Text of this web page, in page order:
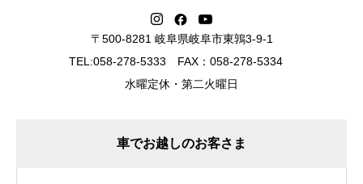
〒500-8281 岐阜県岐阜市東鶉3-9-1
TEL:058-278-5333 FAX：058-278-5334
水曜定休・第二火曜日
車でお越しのお客さま